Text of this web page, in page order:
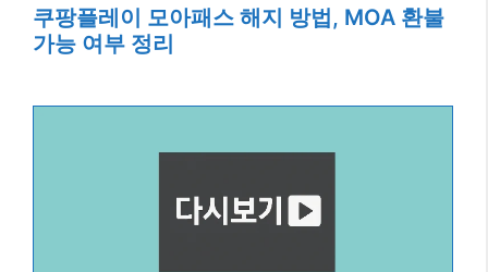
쿠팡플레이 모아패스 해지 방법, MOA 환불
가능 여부 정리